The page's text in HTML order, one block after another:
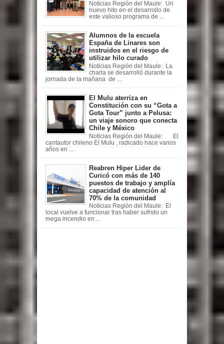
Noticias Región del Maule: Un
nuevo hito en el desarrollo de
este valioso programa de ...
Alumnos de la escuela
España de Linares son
instruidos en el riesgo de
utilizar hilo curado
Noticias Región del Maule: La
charla se desarrolló durante la
jornada de la mañana de ...
El Mulu aterriza en
Constitución con su “Gota a
Gota Tour” junto a Pelusa:
un viaje sonoro que conecta
Chile y México
Noticias Región del Maule: El
cantautor chileno El Mulu , radicado hace varios
años en ...
Reabren Hiper Lider de
Curicó con más de 140
puestos de trabajo y amplía
capacidad de atención al
70% de la comunidad
Noticias Región del Maule: El
local vuelve a funcionar tras haber sufrido un
mega incendio en ...